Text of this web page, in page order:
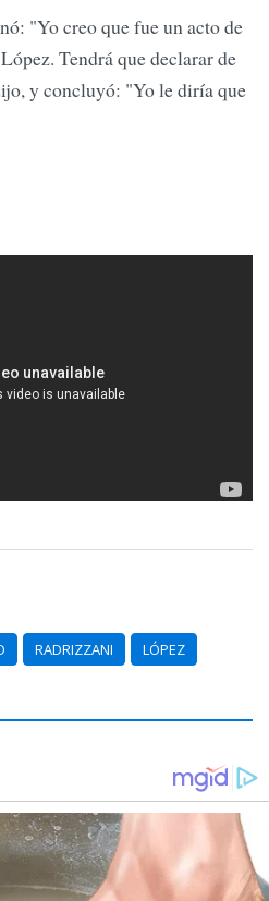
"Yo creo que fue un acto de
Tendrá que declarar de
y concluyó: "Yo le diría que
RADRIZZANI LÓPEZ